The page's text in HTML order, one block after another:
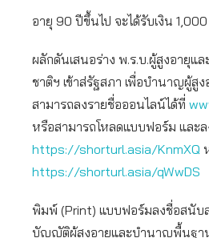
อายุ 90 ปีขึ้นไป จะได้รับเงิน
ผลักดันเสนอร่าง พ.ร.บ.ผู้สูงอายุ
ชาติฯ เข้าส่รัฐสภา เพื่อบำนาญผู้สู
สามารถลงรายชื่อออนไลน์ได้ที่
หรือสามารถโหลดแบบฟอร์ม และ
https://shorturl.asia/KnmXQ
https://shorturl.asia/qWwDS
พิมพ์ (Print) แบบฟอร์มลงชื่อสนับ
บัญญัติผู้สูงอายุและบำนาญพื้นฐา